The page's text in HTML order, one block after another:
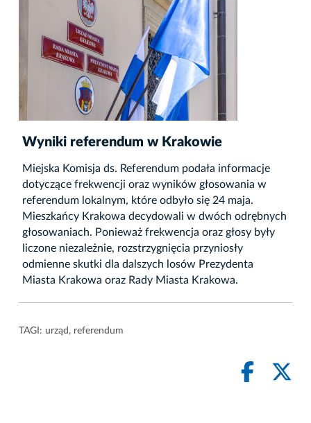
Wyniki referendum w Krakowie
Miejska Komisja ds. Referendum podała informacje
dotyczące frekwencji oraz wyników głosowania w
referendum lokalnym, które odbyło się 24 maja.
Mieszkańcy Krakowa decydowali w dwóch odrębnych
głosowaniach. Ponieważ frekwencja oraz głosy były
liczone niezależnie, rozstrzygnięcia przyniosły
odmienne skutki dla dalszych losów Prezydenta
Miasta Krakowa oraz Rady Miasta Krakowa.
TAGI: urząd , referendum